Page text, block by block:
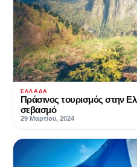
ΕΛΛΆΔΑ
Πράσινος τουρισμός στην
σεβασμό
29 Μαρτίου, 2024